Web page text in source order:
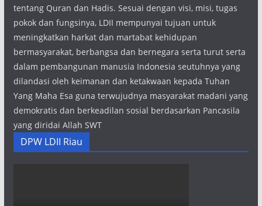
tentang Quran dan Hadis. Sesuai dengan visi, misi, tugas
pokok dan fungsinya, LDII mempunyai tujuan untuk
meningkatkan harkat dan martabat kehidupan
bermasyarakat, berbangsa dan bernegara serta turut serta
dalam pembangunan manusia Indonesia seutuhnya yang
dilandasi oleh keimanan dan ketakwaan kepada Tuhan
Yang Maha Esa guna terwujudnya masyarakat madani yang
demokratis dan berkeadilan sosial berdasarkan Pancasila
yang diridai Allah SWT
DPW LDII Riau